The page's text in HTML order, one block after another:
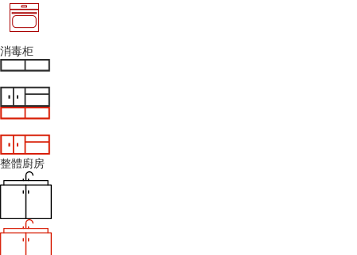
消毒柜
整體廚房